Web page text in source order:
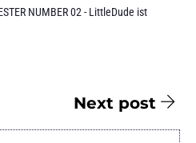
NUMBER 02 - LittleDude ist
Next post